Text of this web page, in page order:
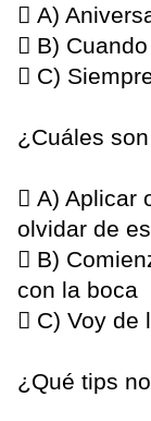
 A)
 B)
 C)
¿Cuáles
 A) Aplicar
olvidar de
 B)
con la boca
 C) Voy de
¿Qué tips